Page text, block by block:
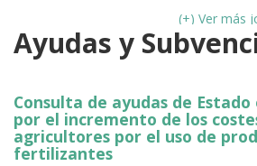
(+) Ver más
Ayudas y
Consulta de ayudas de
por el incremento de los
agricultores por el uso de
fertilizantes